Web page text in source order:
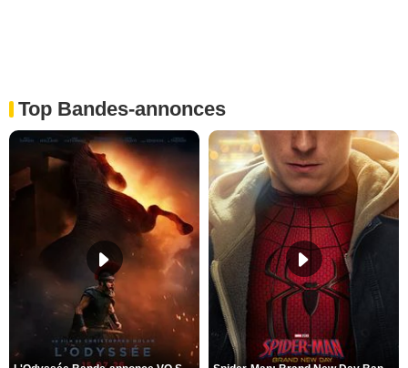
Top Bandes-annonces